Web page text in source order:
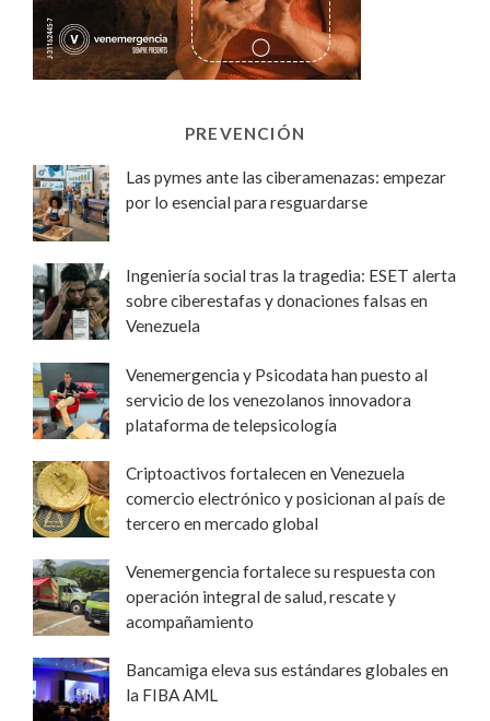
PREVENCIÓN
Las pymes ante las ciberamenazas: empezar
por lo esencial para resguardarse
Ingeniería social tras la tragedia: ESET alerta
sobre ciberestafas y donaciones falsas en
Venezuela
Venemergencia y Psicodata han puesto al
servicio de los venezolanos innovadora
plataforma de telepsicología
Criptoactivos fortalecen en Venezuela
comercio electrónico y posicionan al país de
tercero en mercado global
Venemergencia fortalece su respuesta con
operación integral de salud, rescate y
acompañamiento
Bancamiga eleva sus estándares globales en
la FIBA AML